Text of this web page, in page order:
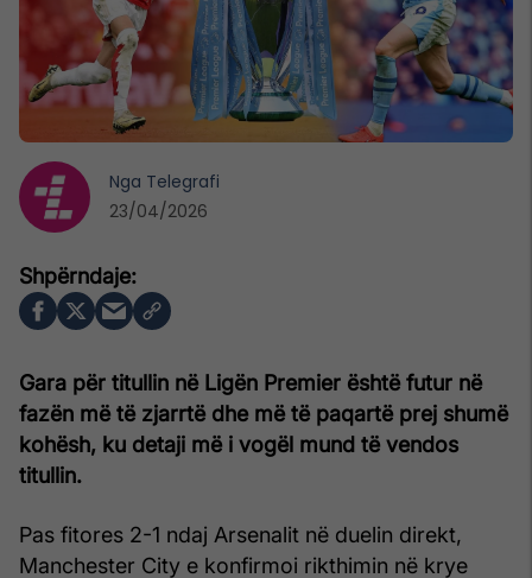
Gara për titullin në Ligën Premier është futur në
fazën më të zjarrtë dhe më të paqartë prej shumë
kohësh, ku detaji më i vogël mund të vendos
titullin.
Pas fitores 2-1 ndaj Arsenalit në duelin direkt,
Manchester City e konfirmoi rikthimin në krye
Nga Telegrafi
23/04/2026